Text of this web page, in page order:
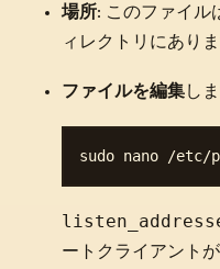
場所: このファイル
ィレクトリにありま
ファイルを編集し
ートクライアント